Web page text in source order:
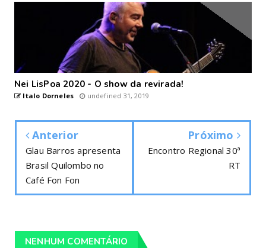
Nei LisPoa 2020 - O show da revirada!
Italo Dorneles undefined 31, 2019
Anterior
Glau Barros apresenta
Brasil Quilombo no
Café Fon Fon
Próximo
Encontro Regional 30ª
RT
NENHUM COMENTÁRIO